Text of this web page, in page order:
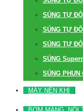
SÚNG TỰ
SÚNG TỰ
SÚNG TỰ
SÚNG
SÚNG PHUN
MÁY NÉN KHÍ